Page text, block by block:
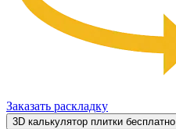
Заказать раскладку
3D калькулятор плитки бесплатно